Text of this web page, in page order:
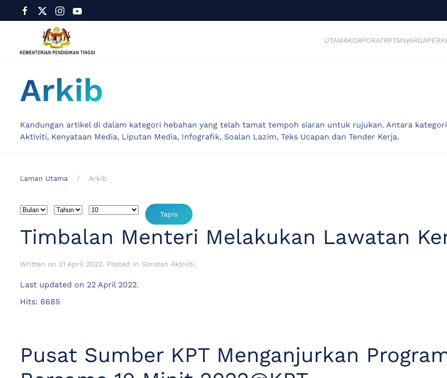
UTAMAKORPORATRPTMWARGA
Arkib
Kandungan artikel di dalam kategori hebahan yang telah tamat tempoh siaran untuk rujukan. Antara
Aktiviti, Kenyataan Media, Liputan Media, Infografik, Soalan Lazim, Teks Ucapan dan Tender Kerja.
Laman Utama Arkib
Penapis
Bulan Tahun Papar #
Tapis
Timbalan Menteri Melakukan Lawatan
Written on 21 April 2022. Posted in Sorotan Aktiviti.
Last updated on 22 April 2022.
Hits: 6685
Pusat Sumber KPT Menganjurkan